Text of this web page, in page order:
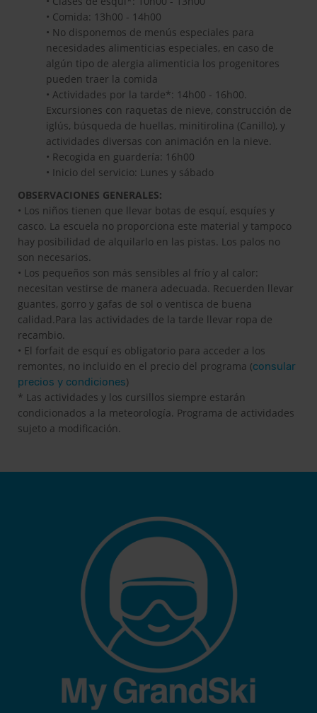
• Los niños tienen que llevar botas de esquí, esquíes y
casco. La escuela no proporciona este material y tampoco
hay posibilidad de alquilarlo en las pistas. Los palos no
son necesarios.
• Los pequeños son más sensibles al frío y al calor:
necesitan vestirse de manera adecuada. Recuerden llevar
guantes, gorro y gafas de sol o ventisca de buena
calidad.Para las actividades de la tarde llevar ropa de
recambio.
• El forfait de esquí es obligatorio para acceder a los
remontes, no incluido en el precio del programa (
precios y condiciones)
* Las actividades y los cursillos siempre estarán
condicionados a la meteorología. Programa de actividades
sujeto a modificación.
Recibe las últimas
novedades y sigue
conectado con lo último
de Grandvalira
Subscribirme
Iniciar sesión